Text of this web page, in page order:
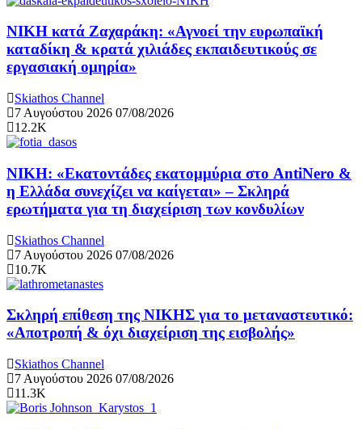
ΝΙΚΗ κατά Ζαχαράκη: «Αγνοεί την ευρωπαϊκή
καταδίκη & κρατά χιλιάδες εκπαιδευτικούς σε
εργασιακή ομηρία»
Skiathos Channel
7 Αυγούστου 2026 07/08/2026
12.2K
ΝΙΚΗ: «Εκατοντάδες εκατομμύρια στο AntiNero &
η Ελλάδα συνεχίζει να καίγεται» – Σκληρά
ερωτήματα για τη διαχείριση των κονδυλίων
Skiathos Channel
7 Αυγούστου 2026 07/08/2026
10.7K
Σκληρή επίθεση της ΝΙΚΗΣ για το μεταναστευτικό:
«Αποτροπή & όχι διαχείριση της εισβολής»
Skiathos Channel
7 Αυγούστου 2026 07/08/2026
11.3K